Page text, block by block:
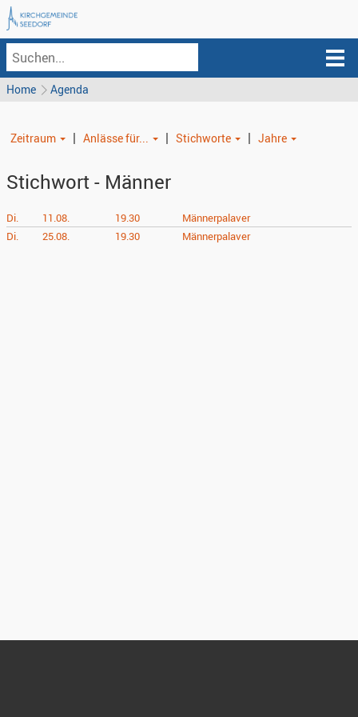
Home Agenda
Zeitraum | Anlässe für... | Stichworte | Jahre
Stichwort - Männer
Di. 11.08. 19.30
Männerpalaver
Di.
25.08. 19.30 Männerpalaver